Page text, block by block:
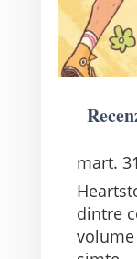
mart.
dintre